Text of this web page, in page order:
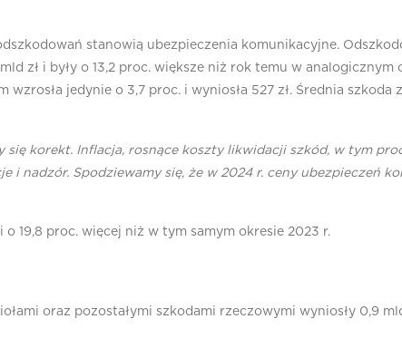
stanowią ubezpieczenia komunikacyjne.
zł i były o 13,2 proc. większe niż rok temu w
jedynie o 3,7 proc. i wyniosła 527 zł. Średnia
się korekt. Inflacja, rosnące koszty likwidacji szkód, w tym
i nadzór. Spodziewamy się, że w 2024 r. ceny ubezpieczeń
o 19,8 proc. więcej niż w tym samym okresie 2023 r.
oraz pozostałymi szkodami rzeczowymi wyniosły 0,9